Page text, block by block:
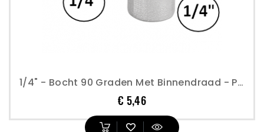
1/4" - Bocht 90 Graden Met Binnendraad - Perslucht
€ 5,46Prijs